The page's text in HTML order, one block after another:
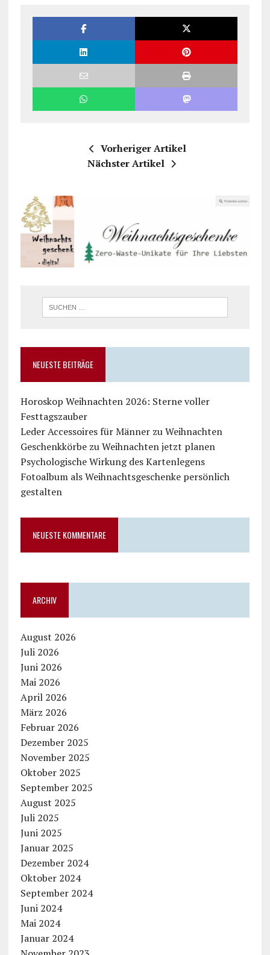
Vorheriger Artikel
Nächster Artikel
NEUESTE BEITRÄGE
Horoskop Weihnachten 2026: Sterne voller
Festtagszauber
Leder Accessoires für Männer zu Weihnachten
Geschenkkörbe zu Weihnachten jetzt planen
Psychologische Wirkung des Kartenlegens
Fotoalbum als Weihnachtsgeschenke persönlich
gestalten
NEUESTE KOMMENTARE
ARCHIV
August 2026
Juli 2026
Juni 2026
Mai 2026
April 2026
März 2026
Februar 2026
Dezember 2025
November 2025
Oktober 2025
September 2025
August 2025
Juli 2025
Juni 2025
Januar 2025
Dezember 2024
Oktober 2024
September 2024
Juni 2024
Mai 2024
Januar 2024